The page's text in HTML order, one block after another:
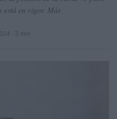
está en vigor. Más
· 3 min